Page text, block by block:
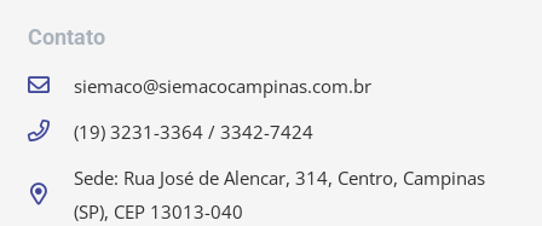
Contato
siemaco@siemacocampinas.com.br
(19) 3231-3364 / 3342-7424
Sede: Rua José de Alencar, 314, Centro, Campinas
(SP), CEP 13013-040